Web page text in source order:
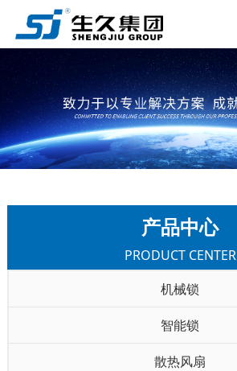
产品中心
PRODUCT CENTER
机械锁
智能锁
散热风扇